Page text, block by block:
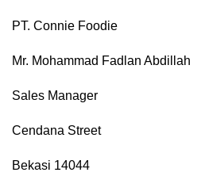
PT. Connie Foodie
Mr. Mohammad Fadlan Abdillah
Sales Manager
Cendana Street
Bekasi 14044